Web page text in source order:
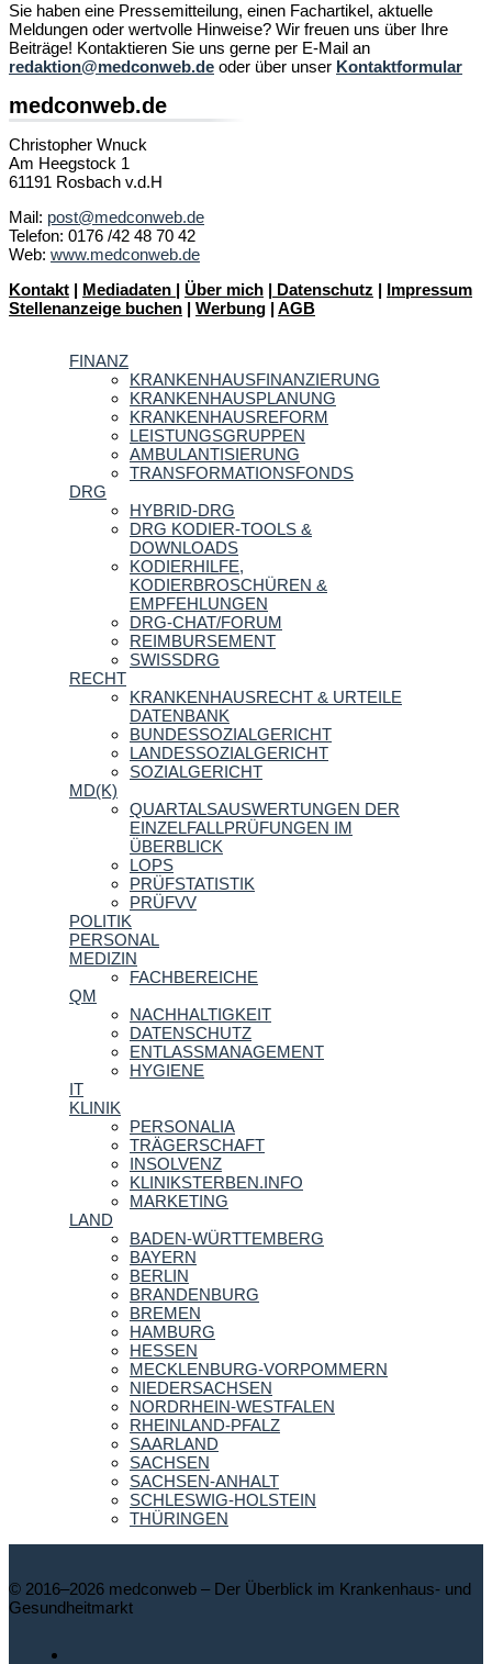
Sie haben eine Pressemitteilung, einen Fachartikel, aktuelle
Meldungen oder wertvolle Hinweise? Wir freuen uns über Ihre
Beiträge! Kontaktieren Sie uns gerne per E-Mail an
redaktion@medconweb.de oder über unser Kontaktformular
medconweb.de
Christopher Wnuck
Am Heegstock 1
61191 Rosbach v.d.H
Mail: post@medconweb.de
Telefon: 0176 /42 48 70 42
Web: www.medconweb.de
Kontakt | Mediadaten | Über mich | Datenschutz | Impressum
Stellenanzeige buchen | Werbung | AGB
FINANZ
KRANKENHAUSFINANZIERUNG
KRANKENHAUSPLANUNG
KRANKENHAUSREFORM
LEISTUNGSGRUPPEN
AMBULANTISIERUNG
TRANSFORMATIONSFONDS
DRG
HYBRID-DRG
DRG KODIER-TOOLS &
DOWNLOADS
KODIERHILFE,
KODIERBROSCHÜREN &
EMPFEHLUNGEN
DRG-CHAT/FORUM
REIMBURSEMENT
SWISSDRG
RECHT
KRANKENHAUSRECHT & URTEILE
DATENBANK
BUNDESSOZIALGERICHT
LANDESSOZIALGERICHT
SOZIALGERICHT
MD(K)
QUARTALSAUSWERTUNGEN DER
EINZELFALLPRÜFUNGEN IM
ÜBERBLICK
LOPS
PRÜFSTATISTIK
PRÜFVV
POLITIK
PERSONAL
MEDIZIN
FACHBEREICHE
QM
NACHHALTIGKEIT
DATENSCHUTZ
ENTLASSMANAGEMENT
HYGIENE
IT
KLINIK
PERSONALIA
TRÄGERSCHAFT
INSOLVENZ
KLINIKSTERBEN.INFO
MARKETING
LAND
BADEN-WÜRTTEMBERG
BAYERN
BERLIN
BRANDENBURG
BREMEN
HAMBURG
HESSEN
MECKLENBURG-VORPOMMERN
NIEDERSACHSEN
NORDRHEIN-WESTFALEN
RHEINLAND-PFALZ
SAARLAND
SACHSEN
SACHSEN-ANHALT
SCHLESWIG-HOLSTEIN
THÜRINGEN
© 2016–2026 medconweb – Der Überblick im Krankenhaus- und
Gesundheitmarkt